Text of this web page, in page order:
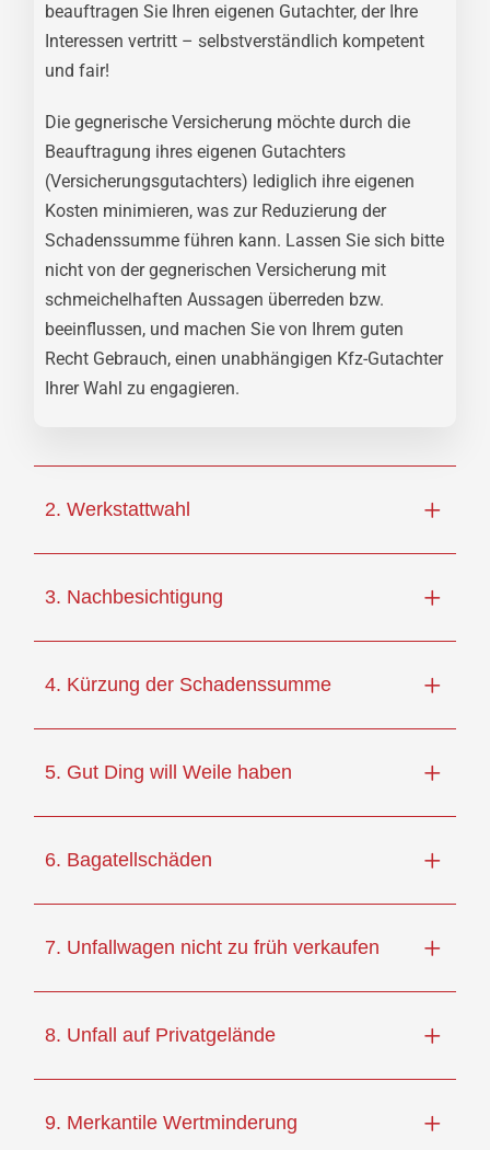
beauftragen Sie Ihren eigenen Gutachter, der Ihre
Interessen vertritt – selbstverständlich kompetent
und fair!
Die gegnerische Versicherung möchte durch die
Beauftragung ihres eigenen Gutachters
(Versicherungsgutachters) lediglich ihre eigenen
Kosten minimieren, was zur Reduzierung der
Schadenssumme führen kann. Lassen Sie sich bitte
nicht von der gegnerischen Versicherung mit
schmeichelhaften Aussagen überreden bzw.
beeinflussen, und machen Sie von Ihrem guten
Recht Gebrauch, einen unabhängigen Kfz-Gutachter
Ihrer Wahl zu engagieren.
2. Werkstattwahl
3. Nachbesichtigung
4. Kürzung der Schadenssumme
5. Gut Ding will Weile haben
6. Bagatellschäden
7. Unfallwagen nicht zu früh verkaufen
8. Unfall auf Privatgelände
9. Merkantile Wertminderung